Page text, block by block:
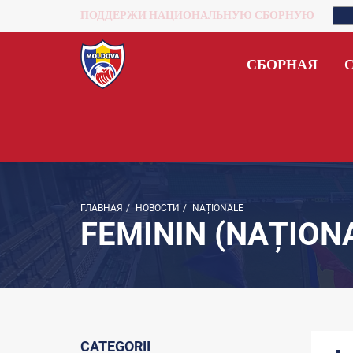
ПОДДЕРЖИ НАЦИОНАЛЬНУЮ СБОРНУЮ
СБОРНАЯ
ГЛАВНАЯ / НОВОСТИ / NAȚIONALE
FEMININ
CATEGORII